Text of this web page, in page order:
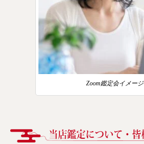
Zoom鑑定会イメージ